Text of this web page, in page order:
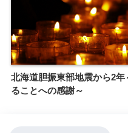
北海道胆振東部地震から2年
ることへの感謝～